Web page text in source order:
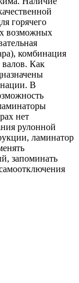
горячего
возможных
комбинация
Как
В
нет
рулонной
ламинатор
запоминать